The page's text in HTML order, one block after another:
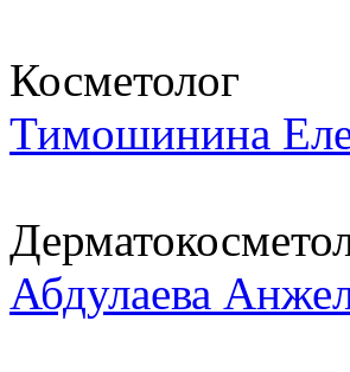
Косметолог
Тимошинина
Абдулаева